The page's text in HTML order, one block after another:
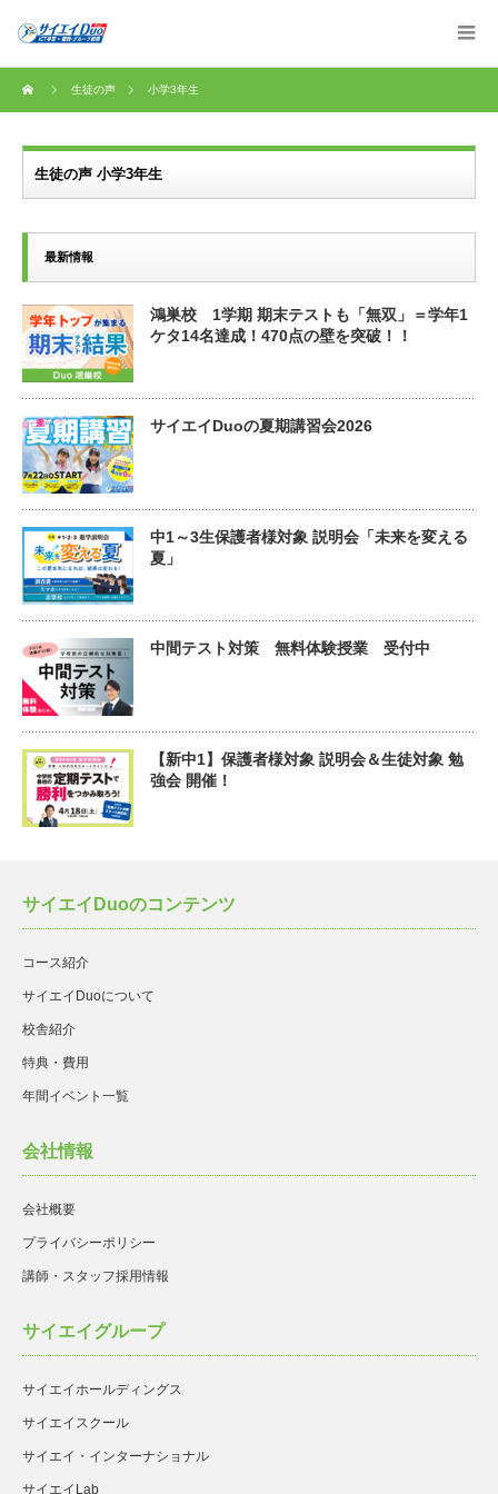
生徒の声 小学3年生
生徒の声 小学3年生
最新情報
鴻巣校 1学期 期末テストも「無双」＝学年1
ケタ14名達成！470点の壁を突破！！
サイエイDuoの夏期講習会2026
中1～3生保護者様対象 説明会「未来を変える
夏」
中間テスト対策 無料体験授業 受付中
【新中1】保護者様対象 説明会＆生徒対象 勉
強会 開催！
サイエイDuoのコンテンツ
コース紹介
サイエイDuoについて
校舎紹介
特典・費用
年間イベント一覧
会社情報
会社概要
プライバシーポリシー
講師・スタッフ採用情報
サイエイグループ
サイエイホールディングス
サイエイスクール
サイエイ・インターナショナル
サイエイLab